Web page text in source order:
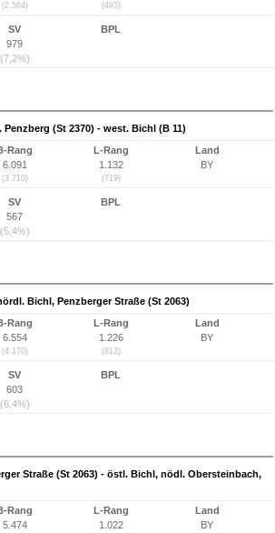
(2.564) (493)
SV
979
(7,2%)
BPL
(St 2370) - west. Bichl (B 11)
Rang
6.091
(3.710)
L-Rang
1.132
(719)
Land
BY
SV
567
(5,4%)
BPL
Bichl, Penzberger Straße (St 2063)
Rang
6.554
(4.170)
L-Rang
1.226
(813)
Land
BY
SV
603
(6,4%)
BPL
Straße (St 2063) - östl. Bichl, nödl. Obersteinbach,
Rang
5.474
L-Rang
1.022
Land
BY